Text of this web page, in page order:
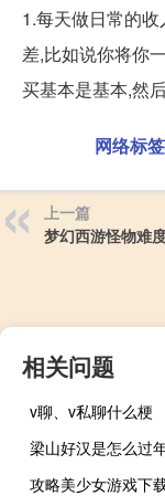
1.每天做日常的
差,比如说你将你
买基本是基本,然
网络标签
上一篇
梦幻西游怪物难
相关问题
v聊、v私聊什么梗
梁山好汉是怎么过
攻略美少女游戏下